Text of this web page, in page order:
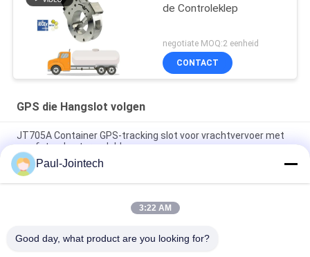
de Controleklep
negotiate MOQ:2 eenheid
CONTACT
GPS die Hangslot volgen
JT705A Container GPS-tracking slot voor vrachtvervoer met
op afstand ontgrendeld
Anti-diefstal 15000mAh-Batterij GPS die Hangslot met
Afstandsbediening volgen
Jointech JT709A Container GPS tracking hangslot waterdicht
Paul-Jointech
3:22 AM
Good day, what product are you looking for?